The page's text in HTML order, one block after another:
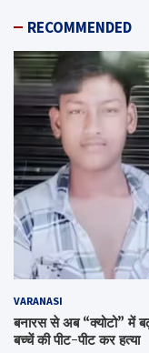
RECOMMENDED
VARANASI
बनारस से अब “क्योटो” में
बच्चें की पीट-पीट कर हत्या